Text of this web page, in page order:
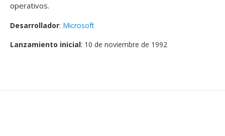
operativos.
Desarrollador: Microsoft
Lanzamiento inicial: 10 de noviembre de 1992